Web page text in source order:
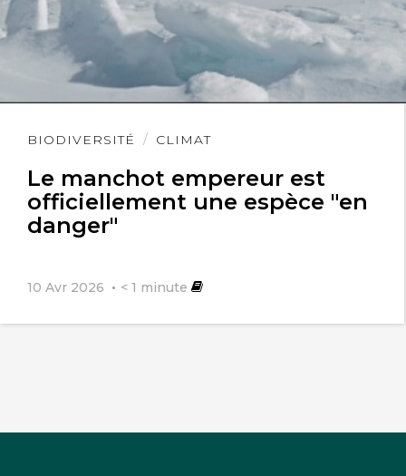
BIODIVERSITÉ CLIMAT
Le manchot empereur est
officiellement une espèce "en
danger"
10 Avr 2026 < 1 minute
Lire